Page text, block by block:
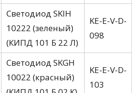
Светодиод SKIH
10222 (зеленый)
(КИПД 101 Б 22 Л)
KE-E-V-D-
098
Светодиод SKGH
10022 (красный)
KE-E-V-D-
103